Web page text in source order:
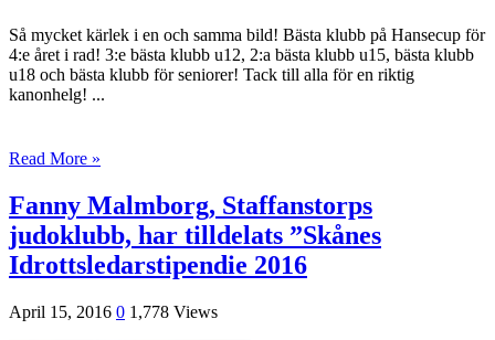
Så mycket kärlek i en och samma bild! Bästa klubb på Hansecup för
4:e året i rad! 3:e bästa klubb u12, 2:a bästa klubb u15, bästa klubb
u18 och bästa klubb för seniorer! Tack till alla för en riktig
kanonhelg! ...
Read More »
Fanny Malmborg, Staffanstorps
judoklubb, har tilldelats ”Skånes
Idrottsledarstipendie 2016
April 15, 2016 0 1,778 Views